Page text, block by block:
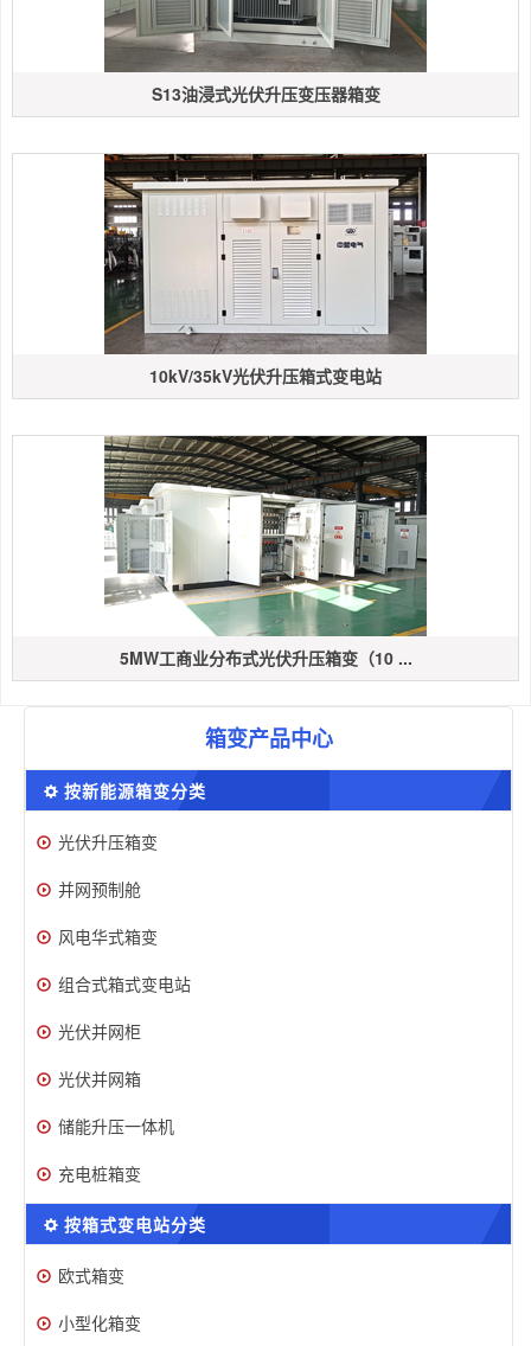
S13油浸式光伏升压变压器箱变
10kV/35kV光伏升压箱式变电站
5MW工商业分布式光伏升压箱变（10 ...
箱变产品中心
按新能源箱变分类
光伏升压箱变
并网预制舱
风电华式箱变
组合式箱式变电站
光伏并网柜
光伏并网箱
储能升压一体机
充电桩箱变
按箱式变电站分类
欧式箱变
小型化箱变